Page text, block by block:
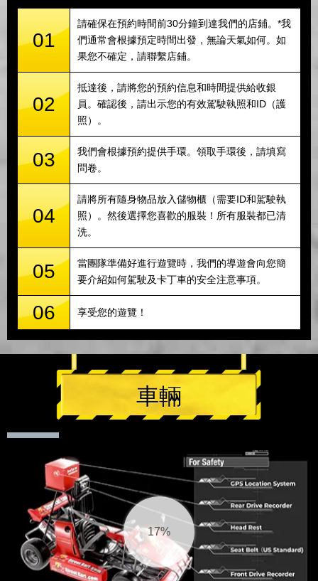
01
請確保在預約時間前30分鐘到達我們的店鋪。*我
們通常會根據預定時間出發，無論天氣如何。如
果您不確定，請聯繫店鋪。
02
抵達後，請將您的預約信息和時間提供給收銀
員。確認後，請出示您的有效駕駛執照和ID（護
照）。
03
我們會根據預約提供手環。領取手環後，請填寫
問卷。
04
請將所有隨身物品放入儲物櫃（需要ID和駕駛執
照）。然後選擇您喜歡的服裝！所有服裝都已清
洗。
05
當團隊準備好進行遊覽時，我們的導遊會向您簡
要介紹如何駕駛及卡丁車的安全注意事項。
06 享受您的遊覽！
車輛
18%